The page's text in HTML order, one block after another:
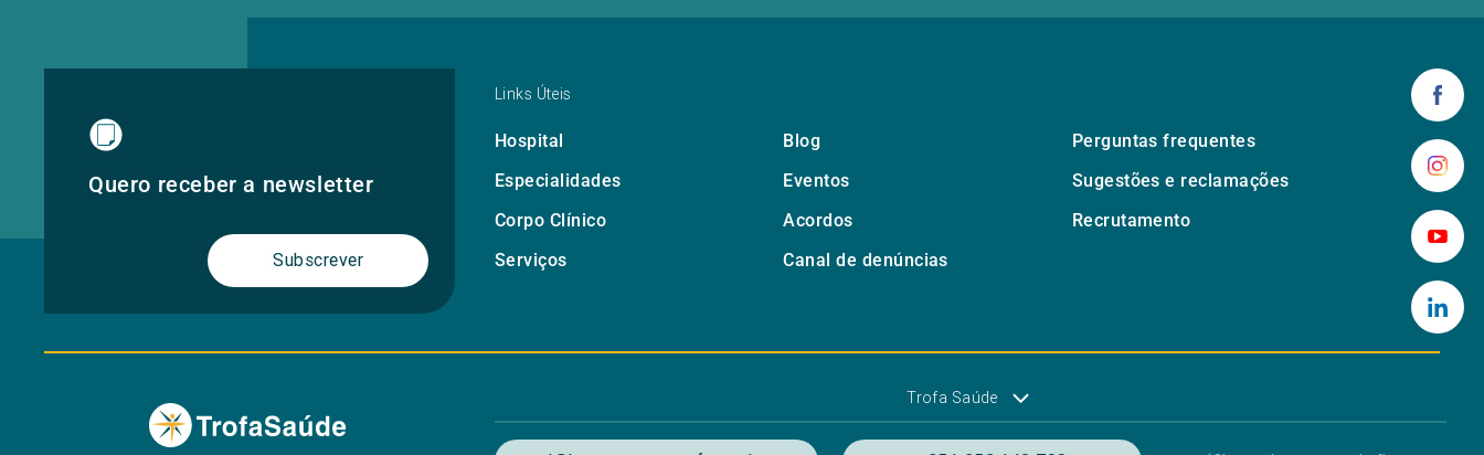
Quero receber a newsletter
Subscrever
Links Úteis
Hospital Blog
Perguntas frequentes
Especialidades
Eventos
Sugestões e reclamações
Corpo Clínico
Acordos
Recrutamento
Serviços
Canal de denúncias
Trofa Saúde